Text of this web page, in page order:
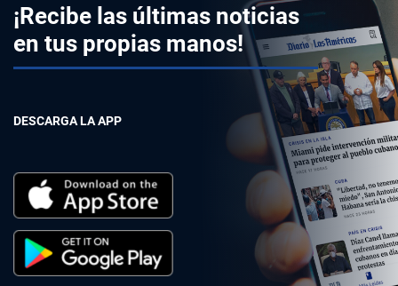
¡Recibe las últimas noticias
en tus propias manos!
DESCARGA LA APP